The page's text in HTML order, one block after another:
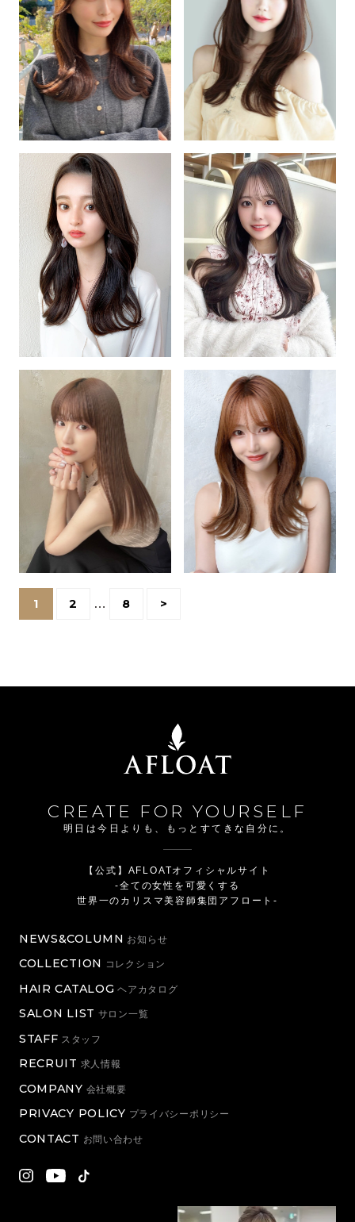
1 2 … 8 >
CREATE FOR YOURSELF
明日は今日よりも、もっとすてきな自分に。
【公式】AFLOATオフィシャルサイト
-全ての女性を可愛くする
世界一のカリスマ美容師集団アフロート-
NEWS&COLUMN お知らせ
COLLECTION コレクション
HAIR CATALOG ヘアカタログ
SALON LIST サロン一覧
STAFF スタッフ
RECRUIT 求人情報
COMPANY 会社概要
PRIVACY POLICY プライバシーポリシー
CONTACT お問い合わせ